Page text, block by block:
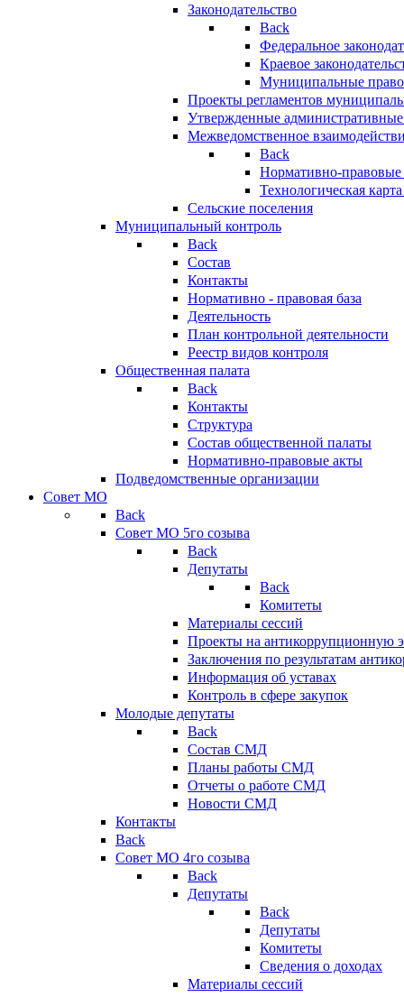
Законодательство
Back
Федеральное
Краевое
Муниципальные
Проекты регламентов
Утвержденные
Межведомственное
Back
Нормативно-правовые
Технологическая
Сельские поселения
Муниципальный контроль
Back
Состав
Контакты
Нормативно - правовая база
Деятельность
План контрольной деятельности
Реестр видов контроля
Общественная палата
Back
Контакты
Структура
Состав общественной палаты
Нормативно-правовые акты
Подведомственные организации
Совет МО
Back
Совет МО 5го созыва
Back
Депутаты
Back
Комитеты
Материалы сессий
Проекты на антикоррупционную
Заключения по результатам
Информация об уставах
Контроль в сфере закупок
Молодые депутаты
Back
Состав СМД
Планы работы СМД
Отчеты о работе СМД
Новости СМД
Контакты
Back
Совет МО 4го созыва
Back
Депутаты
Back
Депутаты
Комитеты
Сведения о доходах
Материалы сессий